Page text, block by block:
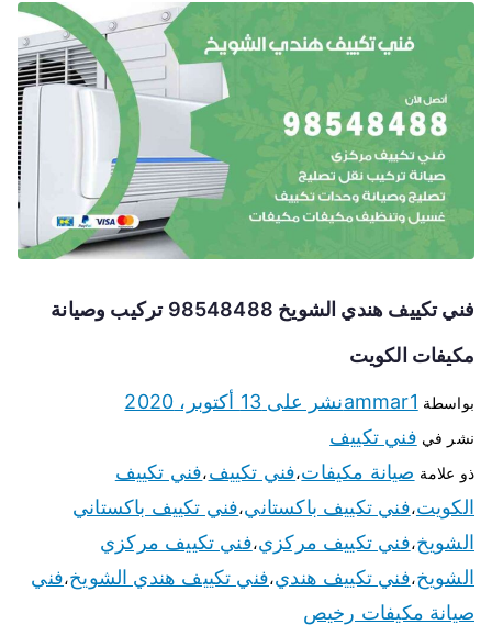
فني تكييف هندي الشويخ 98548488 تركيب وصيانة
مكيفات الكويت
بواسطة ammar1نشر على 13 أكتوبر، 2020
نشر في فني تكييف
ذو علامة صيانة مكيفات،فني تكييف،فني تكييف
الكويت،فني تكييف باكستاني،فني تكييف باكستاني
الشويخ،فني تكييف مركزي،فني تكييف مركزي
الشويخ،فني تكييف هندي،فني تكييف هندي الشويخ،فني
صيانة مكيفات رخيص